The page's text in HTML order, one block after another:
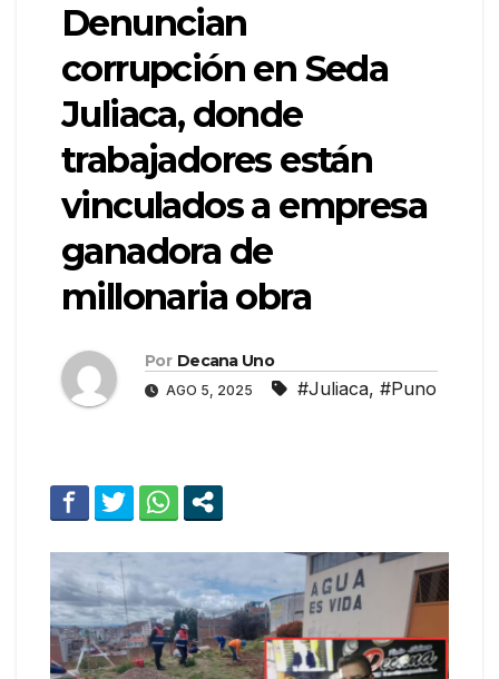
Denuncian
corrupción en Seda
Juliaca, donde
trabajadores están
vinculados a empresa
ganadora de
millonaria obra
Por Decana Uno
AGO 5, 2025 #Juliaca, #Puno